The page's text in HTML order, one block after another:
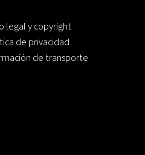
legal y copyright
de privacidad
de transporte